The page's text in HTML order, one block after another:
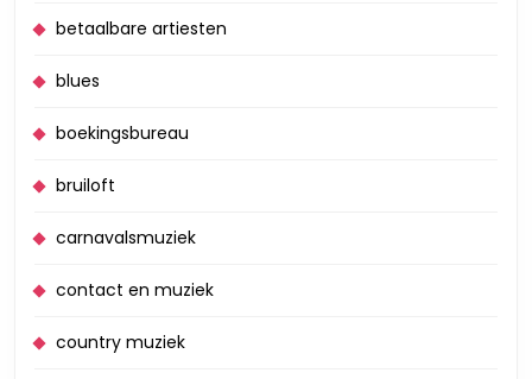
betaalbare artiesten
blues
boekingsbureau
bruiloft
carnavalsmuziek
contact en muziek
country muziek